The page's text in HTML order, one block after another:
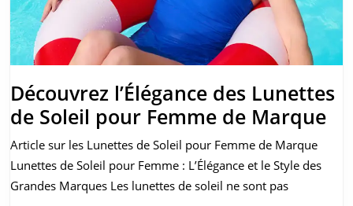
Découvrez l’Élégance des Lunettes
de Soleil pour Femme de Marque
Article sur les Lunettes de Soleil pour Femme de Marque
Lunettes de Soleil pour Femme : L’Élégance et le Style des
Grandes Marques Les lunettes de soleil ne sont pas